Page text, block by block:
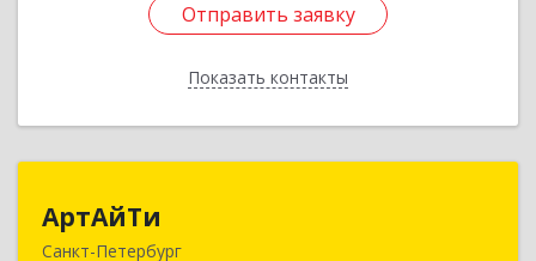
Отправить заявку
Показать контакты
Отправить заявку
Назад
АртАйТи
Санкт-Петербург
191023, Санкт-Петербург г, Караванная ул, дом